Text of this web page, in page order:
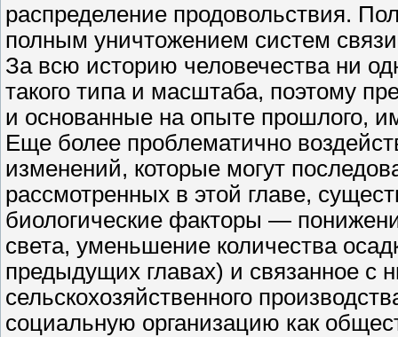
распределение продовольствия.
полным уничтожением систем
За всю историю человечества ни
такого типа и масштаба, поэтому
и основанные на опыте прошлого,
Еще более проблематично
изменений, которые могут
рассмотренных в этой главе,
биологические факторы —
света, уменьшение количества
предыдущих главах) и связанное с
сельскохозяйственного
социальную организацию как